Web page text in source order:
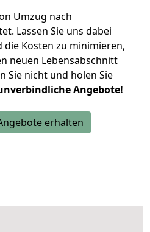
Umzug nach
Lassen Sie uns dabei
die Kosten zu minimieren,
neuen Lebensabschnitt
Sie nicht und holen Sie
Angebote!
erhalten